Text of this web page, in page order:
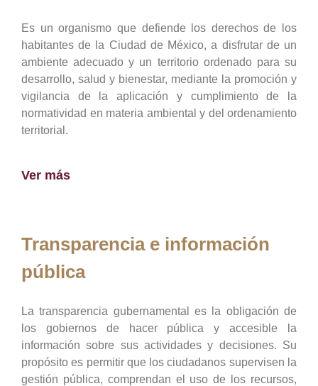
Es un organismo que defiende los derechos de los
habitantes de la Ciudad de México, a disfrutar de un
ambiente adecuado y un territorio ordenado para su
desarrollo, salud y bienestar, mediante la promoción y
vigilancia de la aplicación y cumplimiento de la
normatividad en materia ambiental y del ordenamiento
territorial.
Ver más
Transparencia e información
pública
La transparencia gubernamental es la obligación de
los gobiernos de hacer pública y accesible la
información sobre sus actividades y decisiones. Su
propósito es permitir que los ciudadanos supervisen la
gestión pública, comprendan el uso de los recursos,